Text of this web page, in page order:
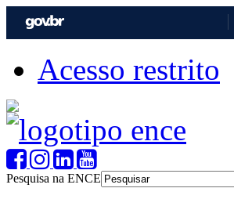
Acesso restrito
Pesquisa na ENCE